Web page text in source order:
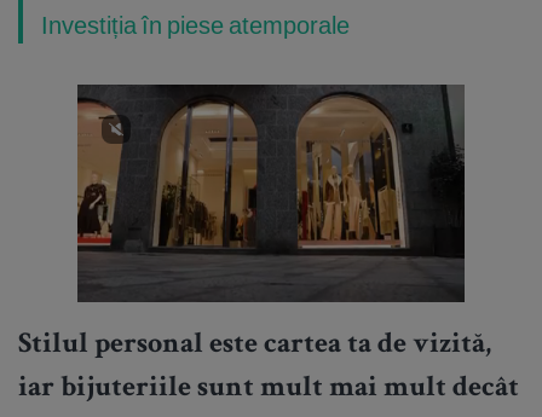
Investiția în piese atemporale
Stilul personal este cartea ta de vizită,
iar bijuteriile sunt mult mai mult decât